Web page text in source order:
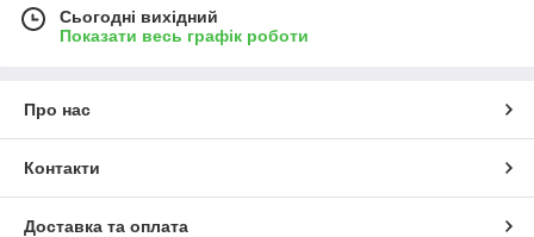
Сьогодні вихідний
Показати весь графік роботи
Про нас
Контакти
Доставка та оплата